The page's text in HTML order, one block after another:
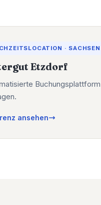
· SACHSEN
Etzdorf
ansehen